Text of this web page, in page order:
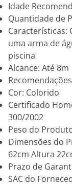
Idade
Quantidade de
Características:
uma arma de
piscina
Alcance: Até 8m
Cor: Colorido
Certificado
300/2002
Peso do
Dimensões do
62cm Altura
Prazo de
SAC do